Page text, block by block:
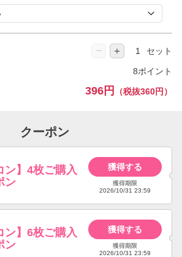
− ＋ セット
8ポイント
396円 （税抜360円）
クーポン
ン】4枚ご購入
ン
獲得する
獲得期限
2026/10/31 23:59
ン】6枚ご購入
ン
獲得する
獲得期限
2026/10/31 23:59